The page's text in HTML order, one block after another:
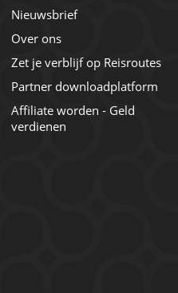
Nieuwsbrief
Over ons
Zet je verblijf op Reisroutes
Partner downloadplatform
Affiliate worden - Geld
verdienen